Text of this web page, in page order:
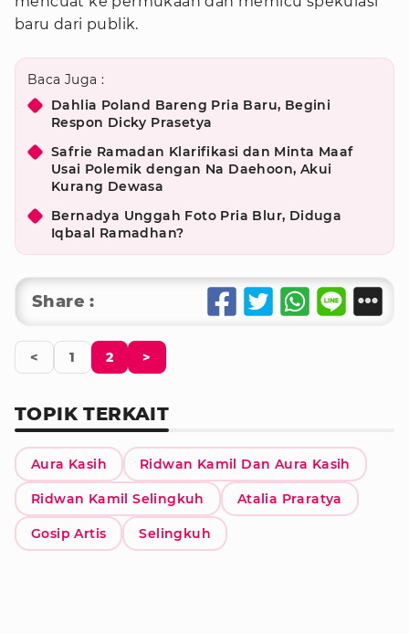
baru dari publik.
Baca Juga :
Dahlia Poland Bareng Pria Baru, Begini
Respon Dicky Prasetya
Safrie Ramadan Klarifikasi dan Minta Maaf
Usai Polemik dengan Na Daehoon, Akui
Kurang Dewasa
Bernadya Unggah Foto Pria Blur, Diduga
Iqbaal Ramadhan?
Share :
< 1 2 >
TOPIK TERKAIT
Aura Kasih Ridwan Kamil Dan Aura Kasih
Ridwan Kamil Selingkuh Atalia Praratya
Gosip Artis Selingkuh